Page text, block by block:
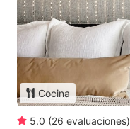
Cocina
5.0 (26 evaluaciones)